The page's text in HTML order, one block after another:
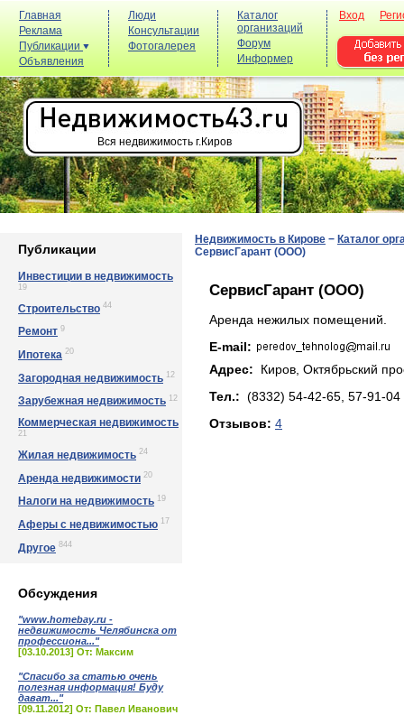
Главная
Реклама
Публикации
Объявления
Люди
Консультации
Фотогалерея
Каталог
организаций
Форум
Информер
Вход
Вся недвижимость г.Киров
Публикации
Инвестиции в недвижимость
19
Строительство 44
Ремонт 9
Ипотека 20
Загородная недвижимость 12
Зарубежная недвижимость 12
Коммерческая недвижимость
21
Жилая недвижимость 24
Аренда недвижимости 20
Налоги на недвижимость 19
Аферы с недвижимостью 17
Другое 844
Обсуждения
"www.homebay.ru -
недвижимость Челябинска от
профессиона..."
[03.10.2013] От: Максим
"Спасибо за статью очень
полезная информация! Буду
дават..."
[09.11.2012] От: Павел Иванович
Недвижимость в Кирове − Каталог
СервисГарант (ООО)
СервисГарант (ООО)
Аренда нежилых помещений.
E-mail:
Адрес: Киров, Октябpьский
Тел.: (8332) 54-42-65, 57-91-04
Отзывов: 4